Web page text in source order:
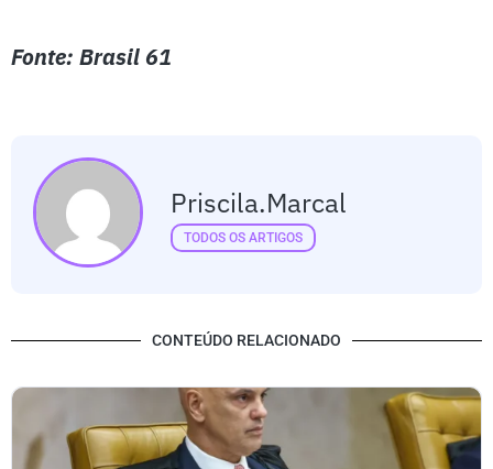
Fonte: Brasil 61
Priscila.marcal
TODOS OS ARTIGOS
CONTEÚDO RELACIONADO